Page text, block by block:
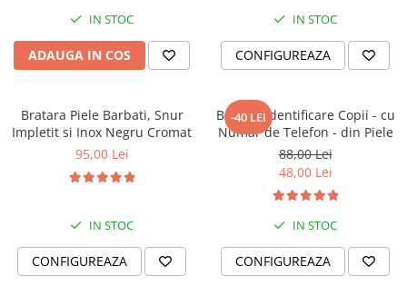
pregătită să fie oferită unei persoane speciale.
________________
Garanție și servicii:
peste 8 ani de experiență. Oferim garanție pentru toate produsele și reparații,
dacă este necesar. Transportul pentru reparații este suportat de client, iar
costul reparațiilor poate fi acoperit de noi sau împărțit, în funcție de
Descoperă o brățară ce te definește și poart-o zilnic ca simbol al stilului tău
IN STOC
ADAUGA IN COS
IN STOC
CONFIGUREAZA
Bratara Piele Barbati, Snur
Impletit si Inox Negru Cromat
95,00 Lei
IN STOC
CONFIGUREAZA
-40 LEI
Bratara identificare Copii - cu
Numar de Telefon - din Piele
88,00 Lei
48,00 Lei
IN STOC
CONFIGUREAZA